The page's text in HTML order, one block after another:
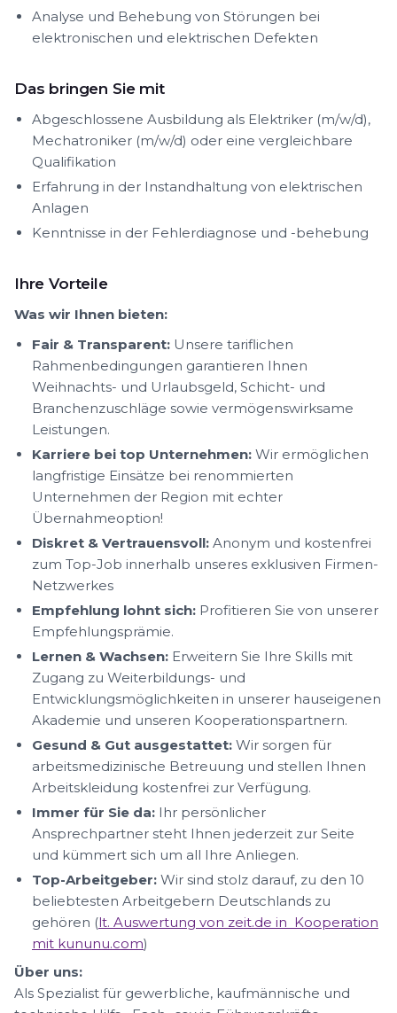
Analyse und Behebung von Störungen bei
elektronischen und elektrischen Defekten
Das bringen Sie mit
Abgeschlossene Ausbildung als Elektriker (m/w/d),
Mechatroniker (m/w/d) oder eine vergleichbare
Qualifikation
Erfahrung in der Instandhaltung von elektrischen
Anlagen
Kenntnisse in der Fehlerdiagnose und -behebung
Ihre Vorteile
Was wir Ihnen bieten:
Fair & Transparent: Unsere tariflichen
Rahmenbedingungen garantieren Ihnen
Weihnachts- und Urlaubsgeld, Schicht- und
Branchenzuschläge sowie vermögenswirksame
Leistungen.
Karriere bei top Unternehmen: Wir ermöglichen
langfristige Einsätze bei renommierten
Unternehmen der Region mit echter
Übernahmeoption!
Diskret & Vertrauensvoll: Anonym und kostenfrei
zum Top-Job innerhalb unseres exklusiven Firmen-
Netzwerkes
Empfehlung lohnt sich: Profitieren Sie von unserer
Empfehlungsprämie.
Lernen & Wachsen: Erweitern Sie Ihre Skills mit
Zugang zu Weiterbildungs- und
Entwicklungsmöglichkeiten in unserer hauseigenen
Akademie und unseren Kooperationspartnern.
Gesund & Gut ausgestattet: Wir sorgen für
arbeitsmedizinische Betreuung und stellen Ihnen
Arbeitskleidung kostenfrei zur Verfügung.
Immer für Sie da: Ihr persönlicher
Ansprechpartner steht Ihnen jederzeit zur Seite
und kümmert sich um all Ihre Anliegen.
Top-Arbeitgeber: Wir sind stolz darauf, zu den 10
beliebtesten Arbeitgebern Deutschlands zu
gehören (lt. Auswertung von zeit.de in Kooperation
mit kununu.com)
Über uns:
Als Spezialist für gewerbliche, kaufmännische und